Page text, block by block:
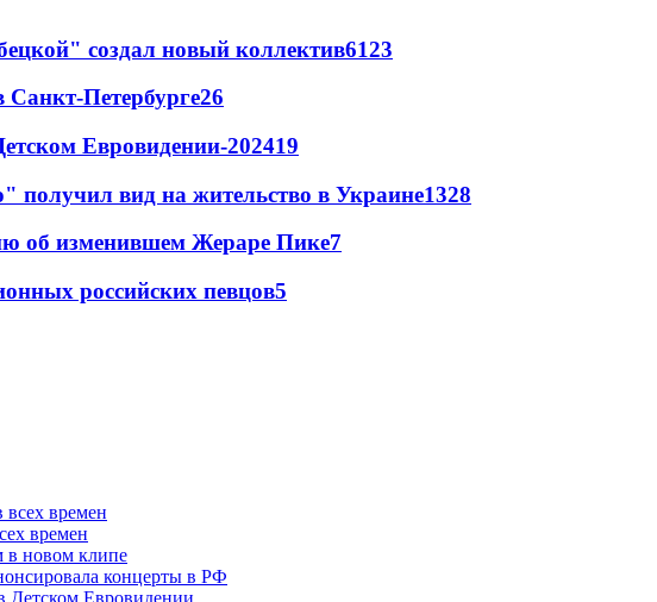
создал новый коллектив6123
Санкт-Петербурге26
Евровидении-202419
получил вид на жительство в Украине1328
об изменившем Жераре Пике7
российских певцов5
времен
в новом клипе
концерты в РФ